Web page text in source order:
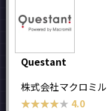
Questant
株式会社マクロミル
★★★★★
★★★★★ 4.0